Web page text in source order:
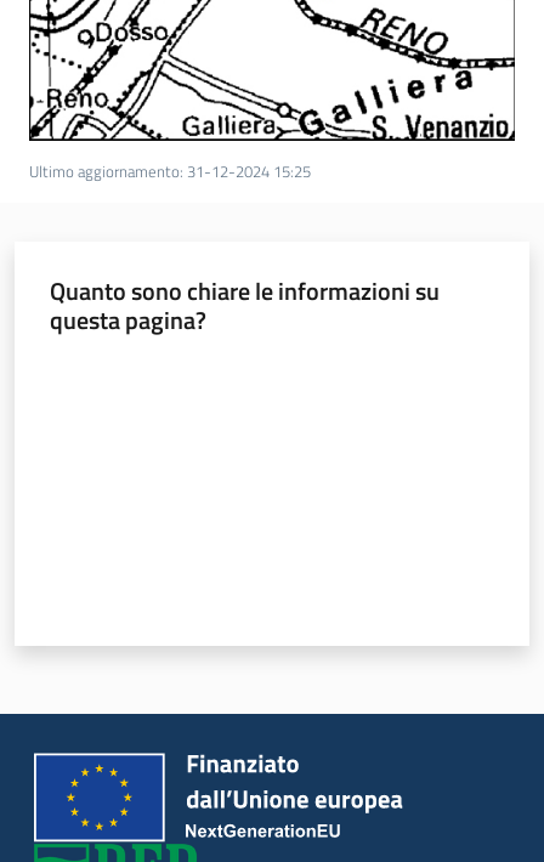
Ultimo aggiornamento: 31-12-2024 15:25
Quanto sono chiare le informazioni su
questa pagina?